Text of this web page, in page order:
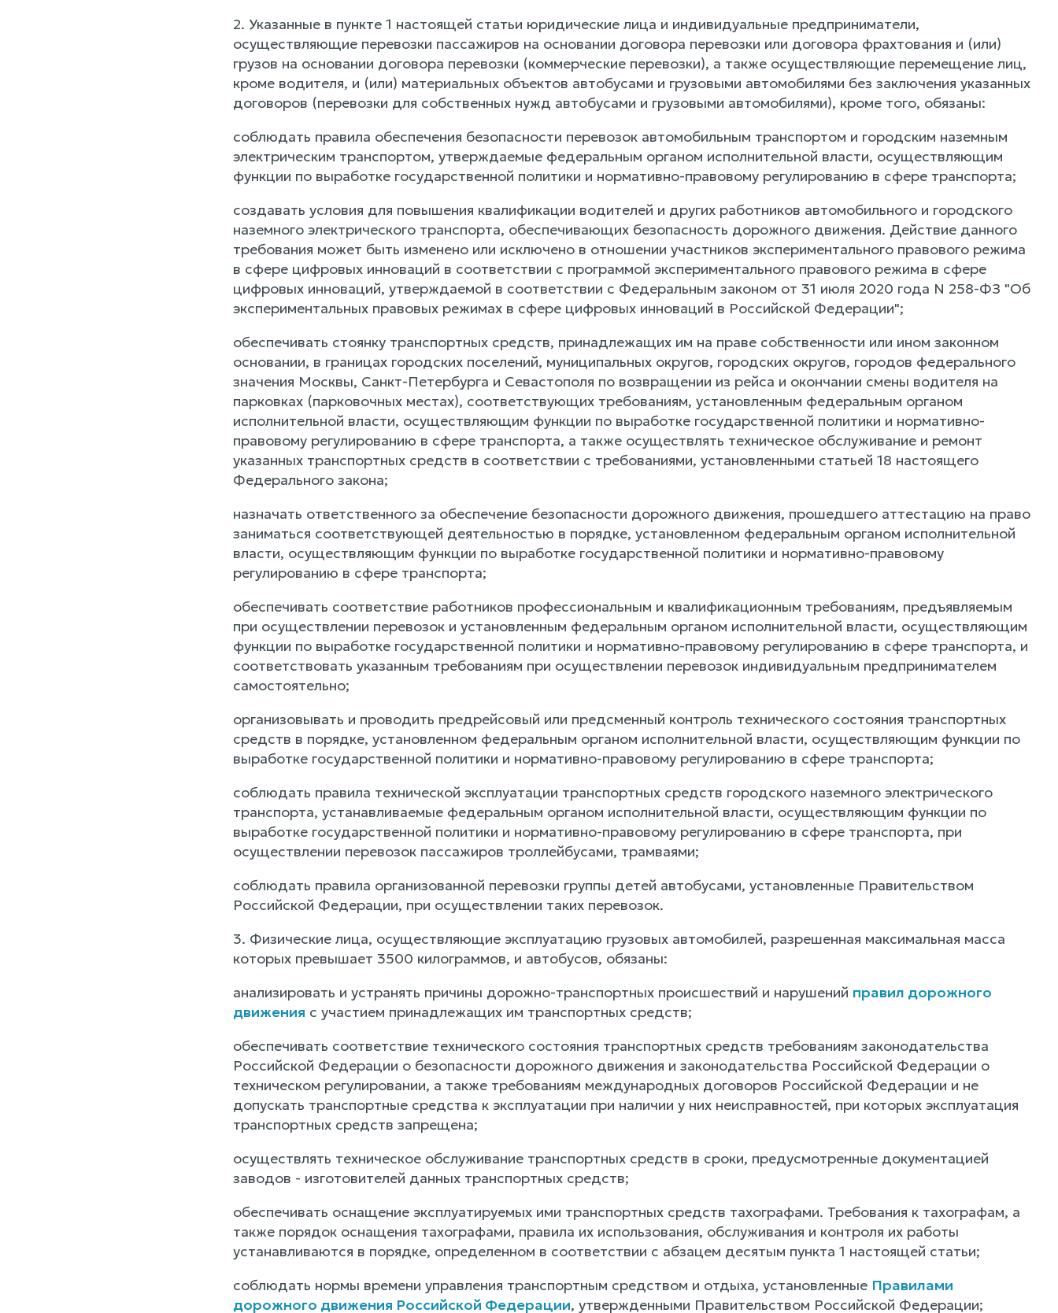
2. Указанные в пункте 1 настоящей статьи юридические лица и индивидуальные предприниматели,
осуществляющие перевозки пассажиров на основании договора перевозки или договора фрахтования и (или)
грузов на основании договора перевозки (коммерческие перевозки), а также осуществляющие перемещение лиц,
кроме водителя, и (или) материальных объектов автобусами и грузовыми автомобилями без заключения указанных
договоров (перевозки для собственных нужд автобусами и грузовыми автомобилями), кроме того, обязаны:
соблюдать правила обеспечения безопасности перевозок автомобильным транспортом и городским наземным
электрическим транспортом, утверждаемые федеральным органом исполнительной власти, осуществляющим
функции по выработке государственной политики и нормативно-правовому регулированию в сфере транспорта;
создавать условия для повышения квалификации водителей и других работников автомобильного и городского
наземного электрического транспорта, обеспечивающих безопасность дорожного движения. Действие данного
требования может быть изменено или исключено в отношении участников экспериментального правового режима
в сфере цифровых инноваций в соответствии с программой экспериментального правового режима в сфере
цифровых инноваций, утверждаемой в соответствии с Федеральным законом от 31 июля 2020 года N 258-ФЗ "Об
экспериментальных правовых режимах в сфере цифровых инноваций в Российской Федерации";
обеспечивать стоянку транспортных средств, принадлежащих им на праве собственности или ином законном
основании, в границах городских поселений, муниципальных округов, городских округов, городов федерального
значения Москвы, Санкт-Петербурга и Севастополя по возвращении из рейса и окончании смены водителя на
парковках (парковочных местах), соответствующих требованиям, установленным федеральным органом
исполнительной власти, осуществляющим функции по выработке государственной политики и нормативно-
правовому регулированию в сфере транспорта, а также осуществлять техническое обслуживание и ремонт
указанных транспортных средств в соответствии с требованиями, установленными статьей 18 настоящего
Федерального закона;
назначать ответственного за обеспечение безопасности дорожного движения, прошедшего аттестацию на право
заниматься соответствующей деятельностью в порядке, установленном федеральным органом исполнительной
власти, осуществляющим функции по выработке государственной политики и нормативно-правовому
регулированию в сфере транспорта;
обеспечивать соответствие работников профессиональным и квалификационным требованиям, предъявляемым
при осуществлении перевозок и установленным федеральным органом исполнительной власти, осуществляющим
функции по выработке государственной политики и нормативно-правовому регулированию в сфере транспорта, и
соответствовать указанным требованиям при осуществлении перевозок индивидуальным предпринимателем
самостоятельно;
организовывать и проводить предрейсовый или предсменный контроль технического состояния транспортных
средств в порядке, установленном федеральным органом исполнительной власти, осуществляющим функции по
выработке государственной политики и нормативно-правовому регулированию в сфере транспорта;
соблюдать правила технической эксплуатации транспортных средств городского наземного электрического
транспорта, устанавливаемые федеральным органом исполнительной власти, осуществляющим функции по
выработке государственной политики и нормативно-правовому регулированию в сфере транспорта, при
осуществлении перевозок пассажиров троллейбусами, трамваями;
соблюдать правила организованной перевозки группы детей автобусами, установленные Правительством
Российской Федерации, при осуществлении таких перевозок.
3. Физические лица, осуществляющие эксплуатацию грузовых автомобилей, разрешенная максимальная масса
которых превышает 3500 килограммов, и автобусов, обязаны:
анализировать и устранять причины дорожно-транспортных происшествий и нарушений правил дорожного
движения с участием принадлежащих им транспортных средств;
обеспечивать соответствие технического состояния транспортных средств требованиям законодательства
Российской Федерации о безопасности дорожного движения и законодательства Российской Федерации о
техническом регулировании, а также требованиям международных договоров Российской Федерации и не
допускать транспортные средства к эксплуатации при наличии у них неисправностей, при которых эксплуатация
транспортных средств запрещена;
осуществлять техническое обслуживание транспортных средств в сроки, предусмотренные документацией
заводов - изготовителей данных транспортных средств;
обеспечивать оснащение эксплуатируемых ими транспортных средств тахографами. Требования к тахографам, а
также порядок оснащения тахографами, правила их использования, обслуживания и контроля их работы
устанавливаются в порядке, определенном в соответствии с абзацем десятым пункта 1 настоящей статьи;
соблюдать нормы времени управления транспортным средством и отдыха, установленные Правилами
дорожного движения Российской Федерации, утвержденными Правительством Российской Федерации;